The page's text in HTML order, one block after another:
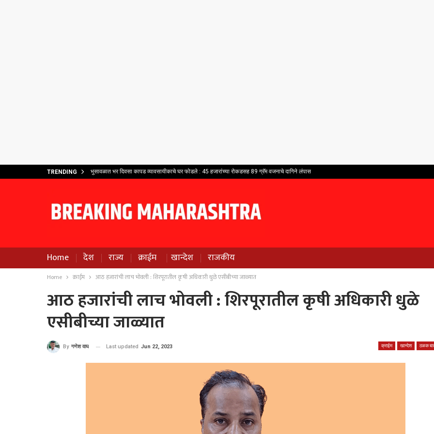
TRENDING भुसावळात भर दिवसा कापड व्यावसायीकाचे घर फोडले : 45 हजारांच्या रोकडसह 89 ग्रॅम वजनाचे दागिने लंपास
Home देश राज्य क्राईम खान्देश राजकीय
Home क्राईम आठ हजारांची लाच भोवली : शिरपूरातील कृषी अधिकारी धुळे एसीबीच्या जाळ्यात
आठ हजारांची लाच भोवली : शिरपूरातील कृषी अधिकारी धुळे
एसीबीच्या जाळ्यात
क्राईम खान्देश ठळक
By गणेश वाघ Last updated Jun 22, 2023